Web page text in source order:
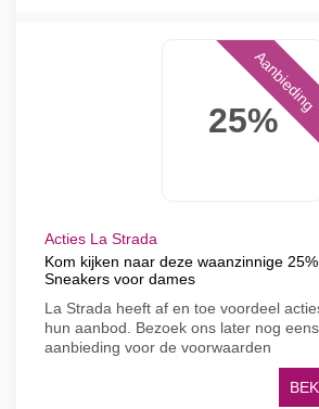
25%
Aanbieding
Acties La Strada
Kom kijken naar deze waanzinnige
Sneakers voor dames
La Strada heeft af en toe voordeel
hun aanbod. Bezoek ons later nog
aanbieding voor de voorwaarden